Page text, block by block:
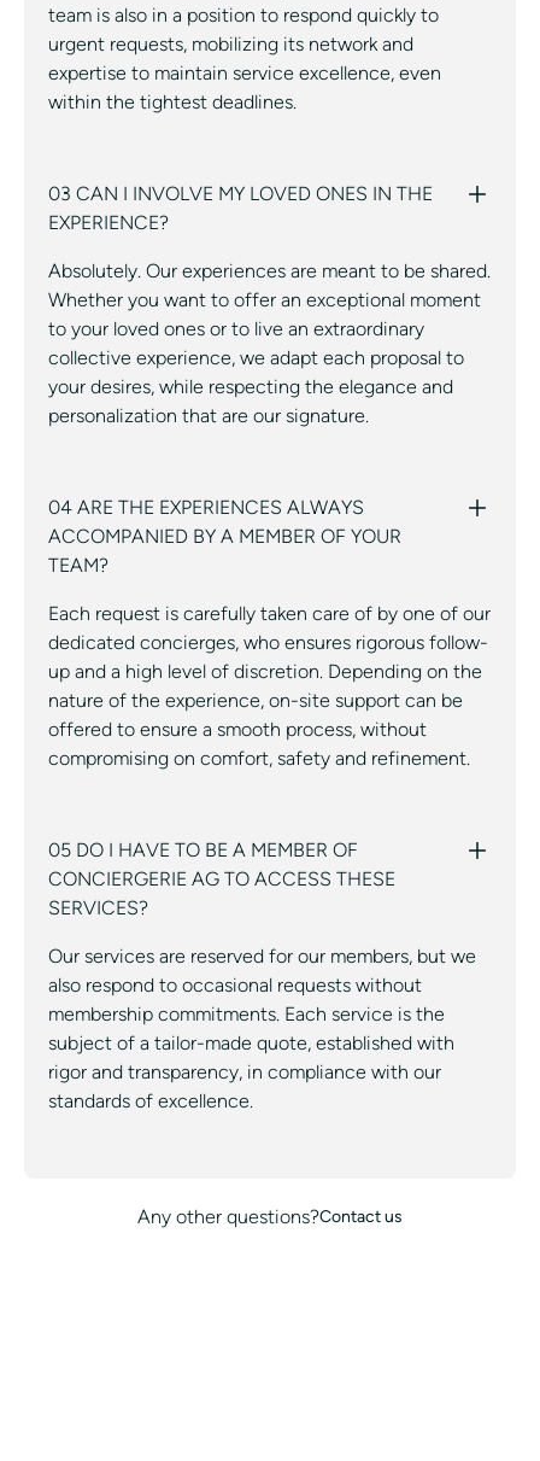
team is also in a position to respond quickly to
urgent requests, mobilizing its network and
expertise to maintain service excellence, even
within the tightest deadlines.
03 CAN I INVOLVE MY LOVED ONES IN THE
EXPERIENCE?
Absolutely. Our experiences are meant to be shared.
Whether you want to offer an exceptional moment
to your loved ones or to live an extraordinary
collective experience, we adapt each proposal to
your desires, while respecting the elegance and
personalization that are our signature.
04 ARE THE EXPERIENCES ALWAYS
ACCOMPANIED BY A MEMBER OF YOUR
TEAM?
Each request is carefully taken care of by one of our
dedicated concierges, who ensures rigorous follow-
up and a high level of discretion. Depending on the
nature of the experience, on-site support can be
offered to ensure a smooth process, without
compromising on comfort, safety and refinement.
05 DO I HAVE TO BE A MEMBER OF
CONCIERGERIE AG TO ACCESS THESE
SERVICES?
Our services are reserved for our members, but we
also respond to occasional requests without
membership commitments. Each service is the
subject of a tailor-made quote, established with
rigor and transparency, in compliance with our
standards of excellence.
Any other questions?Contact us